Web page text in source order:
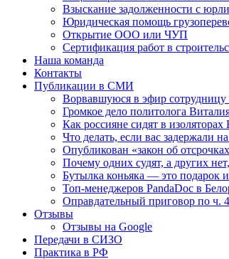
Взыскание задолженности с
Юридическая помощь
Открытие ООО или ЧУП
Сертификация работ в
Наша команда
Контакты
Публикации в СМИ
Ворвавшуюся в эфир
Громкое дело политолога
Как россияне сидят в
Что делать, если вас задержали
Опубликован «закон об
Почему одних судят, а других
Бутылка коньяка — это подарок
Топ-менеджеров PandaDoc в
Оправдательный приговор по
Отзывы
Отзывы на Google
Передачи в СИЗО
Практика в РФ